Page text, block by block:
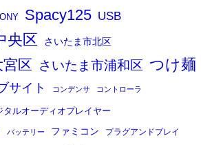
Spacy125 USB
央区 さいたま市北区
区 さいたま市浦和区 つけ麺
サイト コンデンサ コントローラ
タルオーディオプレイヤー
バッテリー ファミコン プラグアンドプレイ